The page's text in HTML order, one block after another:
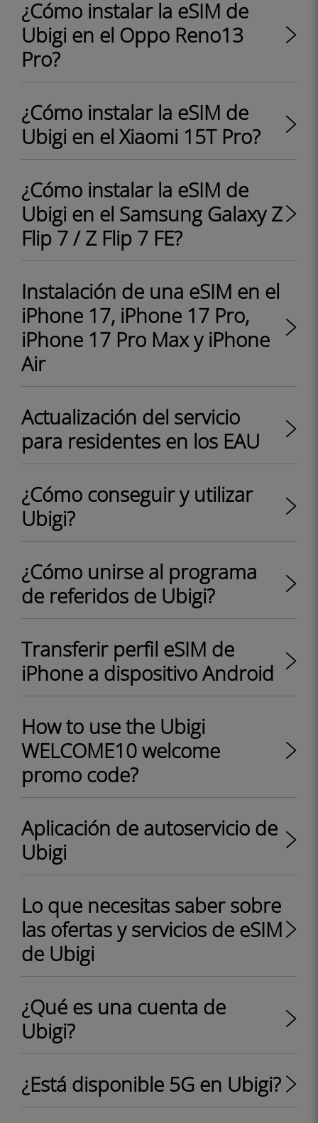
¿Cómo instalar la eSIM de
Ubigi en el Oppo Reno13
Pro?
¿Cómo instalar la eSIM de
Ubigi en el Xiaomi 15T Pro?
¿Cómo instalar la eSIM de
Ubigi en el Samsung Galaxy Z
Flip 7 / Z Flip 7 FE?
Instalación de una eSIM en el
iPhone 17, iPhone 17 Pro,
iPhone 17 Pro Max y iPhone
Air
Actualización del servicio
para residentes en los EAU
¿Cómo conseguir y utilizar
Ubigi?
¿Cómo unirse al programa
de referidos de Ubigi?
Transferir perfil eSIM de
iPhone a dispositivo Android
How to use the Ubigi
WELCOME10 welcome
promo code?
Aplicación de autoservicio de
Ubigi
Lo que necesitas saber sobre
las ofertas y servicios de eSIM
de Ubigi
¿Qué es una cuenta de
Ubigi?
¿Está disponible 5G en Ubigi?